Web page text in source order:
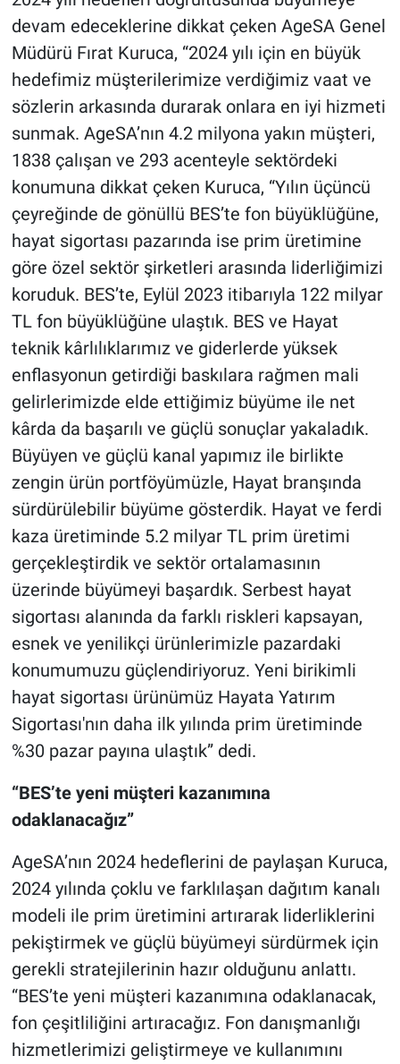
devam edeceklerine dikkat çeken AgeSA Genel
Müdürü Fırat Kuruca, “2024 yılı için en büyük
hedefimiz müşterilerimize verdiğimiz vaat ve
sözlerin arkasında durarak onlara en iyi hizmeti
sunmak. AgeSA’nın 4.2 milyona yakın müşteri,
1838 çalışan ve 293 acenteyle sektördeki
konumuna dikkat çeken Kuruca, “Yılın üçüncü
çeyreğinde de gönüllü BES’te fon büyüklüğüne,
hayat sigortası pazarında ise prim üretimine
göre özel sektör şirketleri arasında liderliğimizi
koruduk. BES’te, Eylül 2023 itibarıyla 122 milyar
TL fon büyüklüğüne ulaştık. BES ve Hayat
teknik kârlılıklarımız ve giderlerde yüksek
enflasyonun getirdiği baskılara rağmen mali
gelirlerimizde elde ettiğimiz büyüme ile net
kârda da başarılı ve güçlü sonuçlar yakaladık.
Büyüyen ve güçlü kanal yapımız ile birlikte
zengin ürün portföyümüzle, Hayat branşında
sürdürülebilir büyüme gösterdik. Hayat ve ferdi
kaza üretiminde 5.2 milyar TL prim üretimi
gerçekleştirdik ve sektör ortalamasının
üzerinde büyümeyi başardık. Serbest hayat
sigortası alanında da farklı riskleri kapsayan,
esnek ve yenilikçi ürünlerimizle pazardaki
konumumuzu güçlendiriyoruz. Yeni birikimli
hayat sigortası ürünümüz Hayata Yatırım
Sigortası'nın daha ilk yılında prim üretiminde
%30 pazar payına ulaştık” dedi.
“BES’te yeni müşteri kazanımına
odaklanacağız”
AgeSA’nın 2024 hedeflerini de paylaşan Kuruca,
2024 yılında çoklu ve farklılaşan dağıtım kanalı
modeli ile prim üretimini artırarak liderliklerini
pekiştirmek ve güçlü büyümeyi sürdürmek için
gerekli stratejilerinin hazır olduğunu anlattı.
“BES’te yeni müşteri kazanımına odaklanacak,
fon çeşitliliğini artıracağız. Fon danışmanlığı
hizmetlerimizi geliştirmeye ve kullanımını